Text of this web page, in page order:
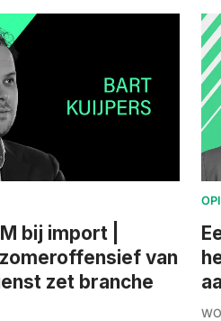
bij import |
van
zet branche